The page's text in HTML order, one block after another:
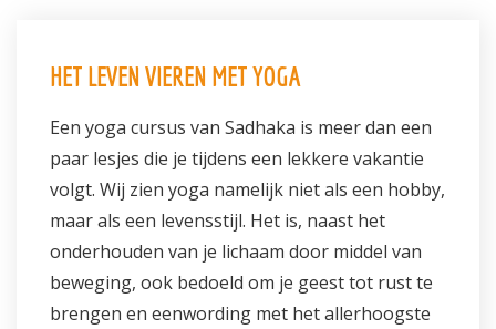
HET LEVEN VIEREN MET YOGA
Een yoga cursus van Sadhaka is meer dan een
paar lesjes die je tijdens een lekkere vakantie
volgt. Wij zien yoga namelijk niet als een hobby,
maar als een levensstijl. Het is, naast het
onderhouden van je lichaam door middel van
beweging, ook bedoeld om je geest tot rust te
brengen en eenwording met het allerhoogste